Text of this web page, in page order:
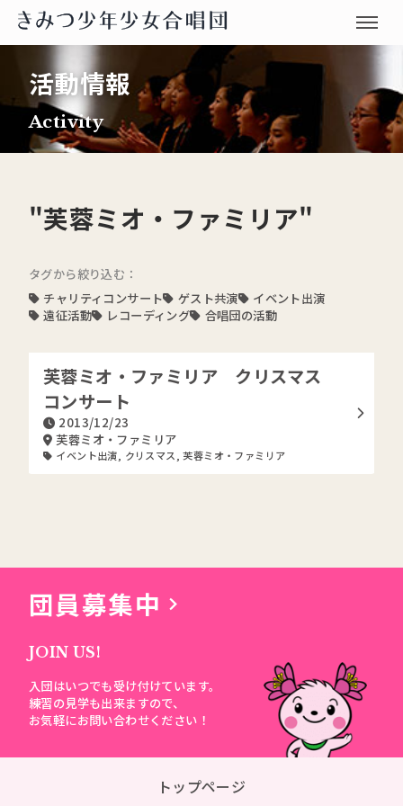
活動情報
Activity
"芙蓉ミオ・ファミリア"
タグから絞り込む：
チャリティコンサート
ゲスト共演
イベント出演
遠征活動
レコーディング 合唱団の活動
芙蓉ミオ・ファミリア クリスマス
コンサート
2013/12/23
芙蓉ミオ・ファミリア
イベント出演 クリスマス ,芙蓉ミオ・ファミリア
団員募集中
JOIN US!
入団はいつでも受け付けています。
練習の見学も出来ますので、
お気軽にお問い合わせください！
トップページ